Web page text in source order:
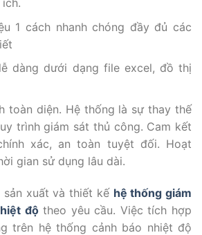
1 cách nhanh chóng đầy đủ các
dàng dưới dạng file excel, đồ thị
toàn diện. Hệ thống là sự thay thế
trình giám sát thủ công. Cam kết
xác, an toàn tuyệt đối. Hoạt
gian sử dụng lâu dài.
sản xuất và thiết kế hệ thống giám
độtheo yêu cầu. Việc tích hợp
trên hệ thống cảnh báo nhiệt độ